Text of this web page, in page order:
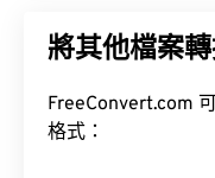
如何開啟
MPEG 檔案幾乎總
開啟。
格式 (RIFF)進行迭
消費級設備上使用
將其他檔案
FreeConvert.com 可
格式：